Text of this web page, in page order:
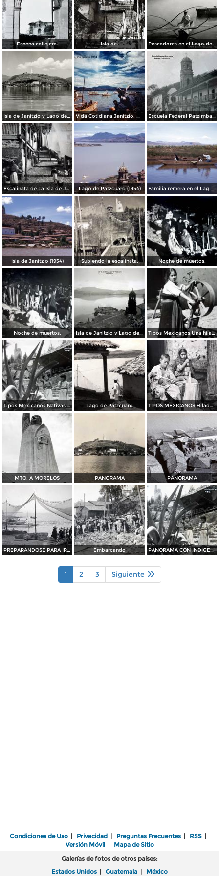
Escena callejera. Isla de. Pescadores en el Lago de Pátzcuaro
Isla de Janitzio y Lago de Pátzcuaro Vida Cotidiana Janitzio, Michoacán 1954. Escuela Federal Patzimba Janitzio, Michoacán.
Escalinata de La Isla de Janitzio, Michoacán. Lago de Pátzcuaro (1954) Familia remera en el Lago de Pátzcuaro (1954)
Isla de Janitzio (1954) Subiendo la escalinata. Noche de muertos.
Noche de muertos. Isla de Janitzio y Lago de Patzcuaro Michoacán. Tipos Mexicanos Una hiladora .
Tipos Mexicanos Nativas de Janitzio. Lago de Pátzcuaro TIPOS MEXICANOS Hiladores
MTO. A MORELOS PANORAMA PANORAMA
PREPARANDOSE PARA IR A PESCAR Embarcando PANORAMA CON INDIGENAS
1 2 3 Siguiente
Condiciones de Uso | Privacidad | Preguntas Frecuentes | RSS |
Versión Móvil| Mapa de Sitio
Galerías de fotos de otros países:
Estados Unidos | Guatemala | México